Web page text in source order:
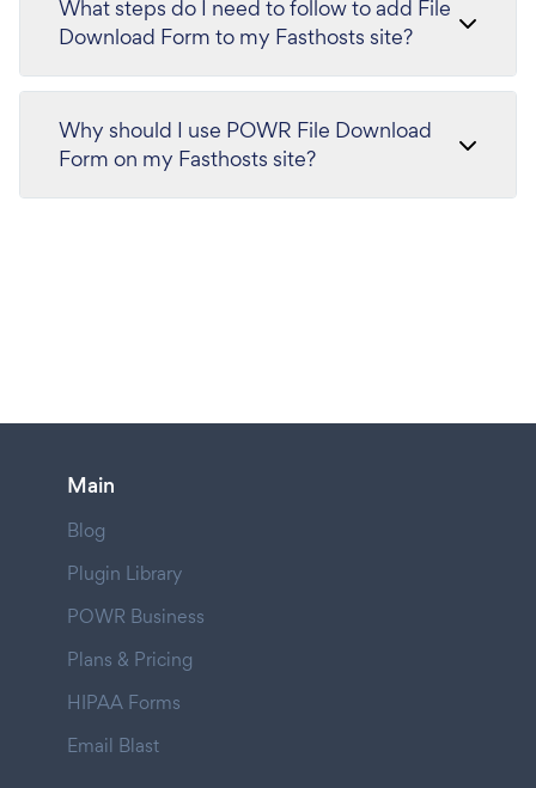
What steps do I need to follow to add File
Download Form to my Fasthosts site?
Why should I use POWR File Download
Form on my Fasthosts site?
Main
Blog
Plugin Library
POWR Business
Plans & Pricing
HIPAA Forms
Email Blast